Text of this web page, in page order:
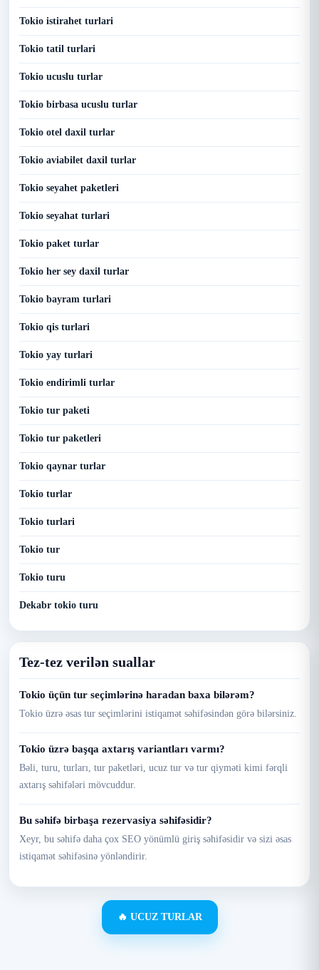
Tokio istirahet turlari
Tokio tatil turlari
Tokio ucuslu turlar
Tokio birbasa ucuslu turlar
Tokio otel daxil turlar
Tokio aviabilet daxil turlar
Tokio seyahet paketleri
Tokio seyahat turlari
Tokio paket turlar
Tokio her sey daxil turlar
Tokio bayram turlari
Tokio qis turlari
Tokio yay turlari
Tokio endirimli turlar
Tokio tur paketi
Tokio tur paketleri
Tokio qaynar turlar
Tokio turlar
Tokio turlari
Tokio tur
Tokio turu
Dekabr tokio turu
Tez-tez verilən suallar
Tokio üçün tur seçimlərinə haradan baxa bilərəm?
Tokio üzrə əsas tur seçimlərini istiqamət səhifəsindən görə bilərsiniz.
Tokio üzrə başqa axtarış variantları varmı?
Bəli, turu, turları, tur paketləri, ucuz tur və tur qiyməti kimi fərqli
axtarış səhifələri mövcuddur.
Bu səhifə birbaşa rezervasiya səhifəsidir?
Xeyr, bu səhifə daha çox SEO yönümlü giriş səhifəsidir və sizi əsas
istiqamət səhifəsinə yönləndirir.
🔥 UCUZ TURLAR